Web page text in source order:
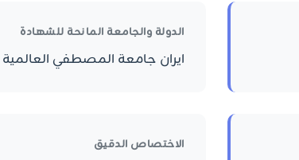
الدولة والجامعة المانحة للشهادة
ايران جامعة المصطفي العالمية
الاختصاص الدقيق